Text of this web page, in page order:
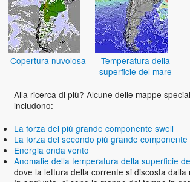
Copertura nuvolosa
Temperatura della
superficie del mare
Alla ricerca di più? Alcune delle mappe
includono:
La forza del più grande componente swell
La forza del secondo più grande componente
Energia onda vento
Anomalie della temperatura della superficie
dove la lettura della corrente si discosta dalla